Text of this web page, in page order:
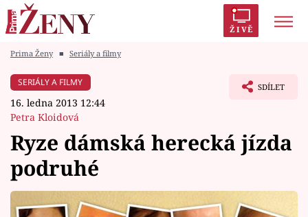
ŽIVĚ
Módní alarm
Témata
Celebrity
Prima Ženy ■ Seriály a filmy
SERIÁLY A FILMY
16. ledna 2013 12:44
Petra Kloidová
SDÍLET
Ryze dámská herecká jízda
podruhé